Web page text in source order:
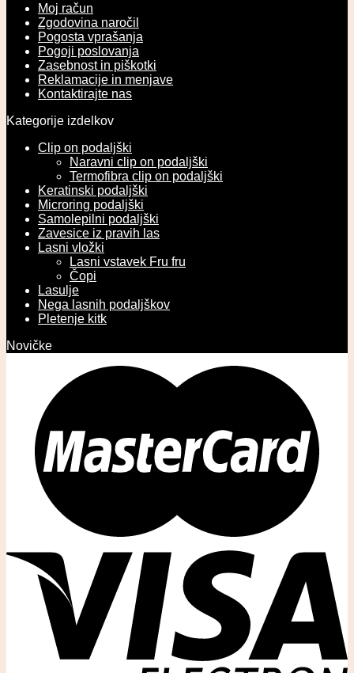
Moj račun
Zgodovina naročil
Pogosta vprašanja
Pogoji poslovanja
Zasebnost in piškotki
Reklamacije in menjave
Kontaktirajte nas
Kategorije izdelkov
Clip on podaljški
Naravni clip on podaljški
Termofibra clip on podaljški
Keratinski podaljški
Microring podaljški
Samolepilni podaljški
Zavesice iz pravih las
Lasni vložki
Lasni vstavek Fru fru
Čopi
Lasulje
Nega lasnih podaljškov
Pletenje kitk
Novičke